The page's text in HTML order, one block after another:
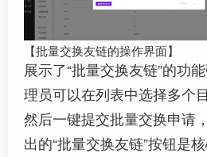
【批量交换友链的操作界面】
展示了“批量交换友链”的功
理员可以在列表中选择多个
然后一键提交批量交换申请
出的“批量交换友链”按钮是